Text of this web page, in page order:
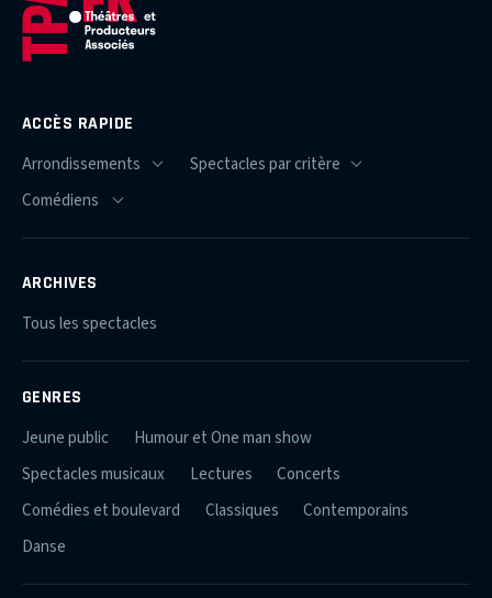
ACCÈS RAPIDE
ARCHIVES
Tous les spectacles
GENRES
Jeune public
Humour et One man show
Spectacles musicaux
Lectures
Concerts
Comédies et boulevard
Classiques
Contemporains
Danse